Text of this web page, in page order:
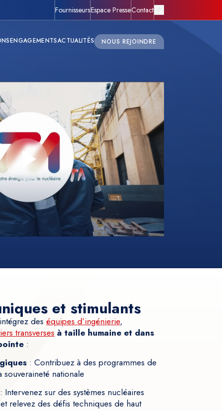
FournisseursEspace PresseContact
ENGAGEMENTSACTUALITÉS NOUS REJOINDRE
et stimulants
des équipes d’ingénierie,
transverses à taille humaine et dans
:
: Contribuez à des programmes de
nationale
: Intervenez sur des systèmes nucléaires
relevez des défis techniques de haut